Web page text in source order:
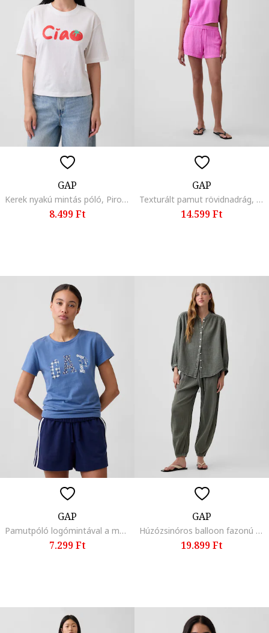
GAP
Kerek nyakú mintás póló, Piros/Fehér
8.499 Ft
GAP
Texturált pamut rövidnadrág, Orchidea,
14.599 Ft
GAP
Pamutpóló logómintával a mellrészen
7.299 Ft
GAP
Húzózsinóros balloon fazonú pamutnadrág, Khaki,
19.899 Ft